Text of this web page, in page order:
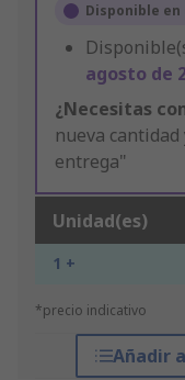
Disponible
agosto de
¿Necesitas
nueva
entrega"
Unidad(es)
1 +
*precio indicativo
Añadir